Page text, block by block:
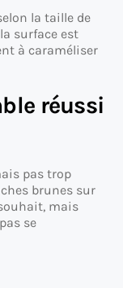
la taille de
surface est
à caraméliser
réussi
pas trop
brunes sur
mais
se